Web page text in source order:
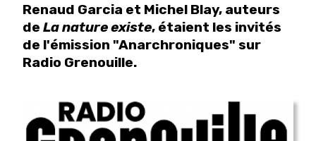
Renaud Garcia et Michel Blay, auteurs
de La nature existe, étaient les invités
de l'émission "Anarchroniques" sur
Radio Grenouille.